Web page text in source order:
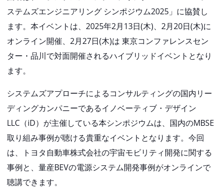
ステムズエンジニアリング シンポジウム2025」に協賛し
ます。本イベントは、2025年2月13日(木)、2月20日(木)に
オンライン開催、2月27日(木)は 東京コンファレンスセン
ター・品川で対面開催されるハイブリッドイベントとなり
ます。
システムズアプローチによるコンサルティングの国内リー
ディングカンパニーであるイノベーティブ・デザイン
LLC（iD）が主催している本シンポジウムは、国内のMBSE
取り組み事例が聴ける貴重なイベントとなります。今回
は、トヨタ自動車株式会社の宇宙モビリティ開発に関する
事例と、量産BEVの電源システム開発事例がオンラインで
聴講できます。